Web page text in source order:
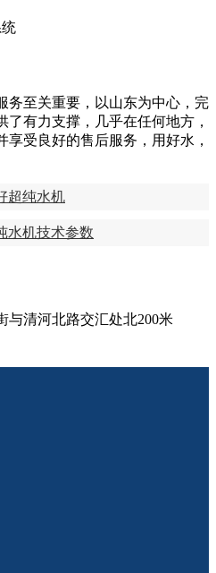
务至关重要，以山东为中心，完
有力支撑，几乎在任何地方，
受良好的售后服务，用好水，
超纯水机
水机技术参数
与清河北路交汇处北200米